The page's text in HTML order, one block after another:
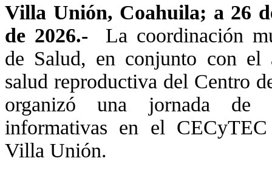
Villa Unión, Coahuila; a 26
de 2026.-
La coordinación
de Salud, en conjunto con el
salud reproductiva del Centro
organizó una jornada de
informativas en el
Villa Unión.